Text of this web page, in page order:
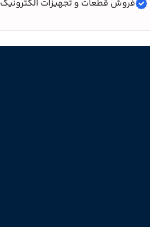
فروش قطعات و تجهیزات الکترونیک